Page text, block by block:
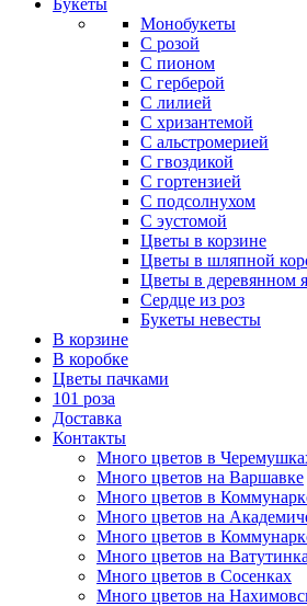
Монобукеты
С розой
С пионом
С герберой
С лилией
С хризантемой
С альстромерией
С гвоздикой
С гортензией
С подсолнухом
С эустомой
Цветы в корзине
Цветы в шляпной
Цветы в деревянном
Сердце из роз
Букеты невесты
В корзине
В коробке
Цветы пачками
101 роза
Доставка
Контакты
Много цветов в
Много цветов на Варшавке
Много цветов в
Много цветов на
Много цветов в
Много цветов на
Много цветов в Сосенках
Много цветов на